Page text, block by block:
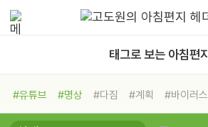
태그로 보는 아침편지
#유튜브 #명상 #다짐 #계획 #바이러스
#비전캠프
#독서캠프 #삶